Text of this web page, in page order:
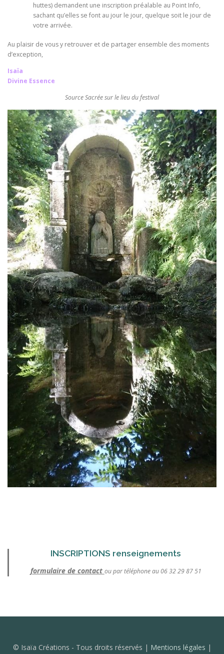
huttes) demandent une inscription préalable au Point Info,
sachant qu’elles se font au jour le jour, quelque soit le jour de
votre arrivée.
Au plaisir de vous y retrouver et de partager ensemble des moments
d’exception,
Isaïa
Divine Essence
Source Sacrée sur le lieu du festival
INSCRIPTIONS renseignements
formulaire de contact ou par téléphone au 06 32 29 87 51
© Isaïa Créations - Tous droits réservés | Mentions légales |